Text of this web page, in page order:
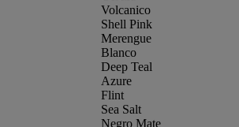
Volcanico
Shell Pink
Merengue
Blanco
Deep Teal
Azure
Flint
Sea Salt
Negro Mate